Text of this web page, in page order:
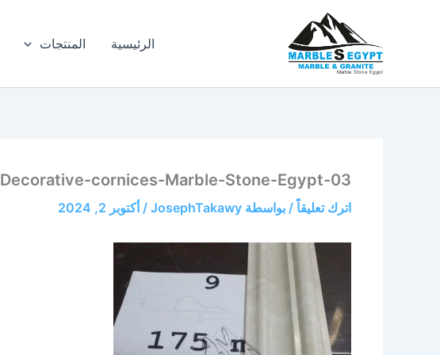
Marble Stone Egypt
الرئيسية المنتجات
Decorative-cornices-Marble-Stone-Egypt-03
اترك تعليقاً / بواسطة JosephTakawy
/ أكتوبر 2, 2024